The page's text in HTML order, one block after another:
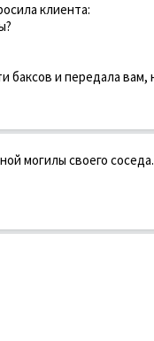
клиента:
баксов и передала вам,
могилы своего соседа.